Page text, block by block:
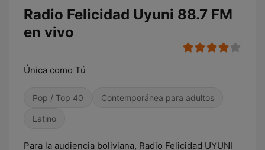
Radio Felicidad Uyuni 88.7 FM
en vivo
Única como Tú
Pop / Top 40 Contemporánea para adultos
Latino
Para la audiencia boliviana, Radio Felicidad UYUNI